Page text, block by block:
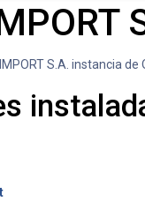
S.A. instancia de